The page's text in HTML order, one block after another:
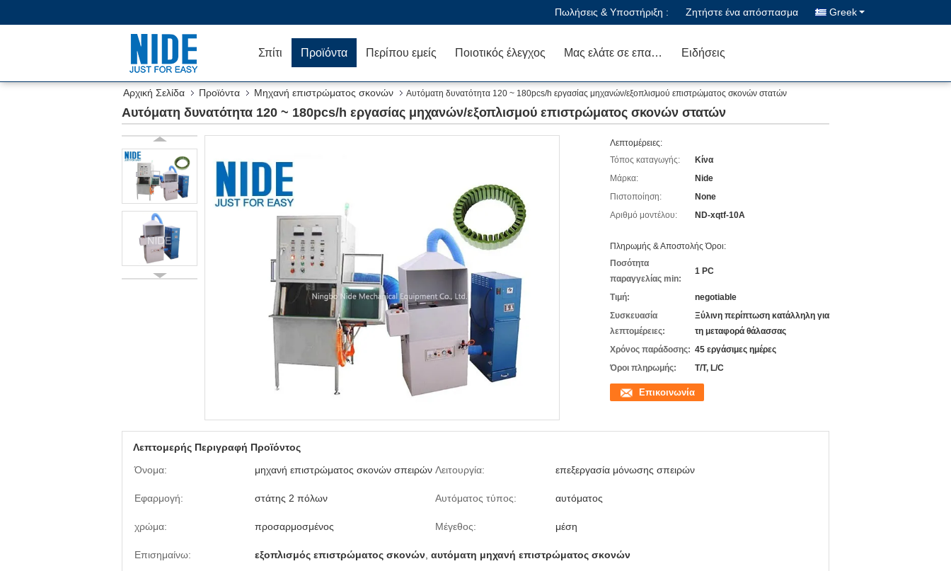
Πωλήσεις & Υποστήριξη : Ζητήστε ένα απόσπασμα Greek
Σπίτι Προϊόντα Περίπου εμείς Ποιοτικός έλεγχος Μας ελάτε σε επαφή με Ειδήσεις
Αρχική Σελίδα Προϊόντα Μηχανή επιστρώματος σκονών Αυτόματη δυνατότητα 120 ~ 180pcs/h εργασίας μηχανών/εξοπλισμού επιστρώματος σκονών στατών
Αυτόματη δυνατότητα 120 ~ 180pcs/h εργασίας μηχανών/εξοπλισμού επιστρώματος σκονών στατών
Λεπτομέρειες:
Τόπος καταγωγής:
Κίνα
Μάρκα:
Nide
Πιστοποίηση:
None
Αριθμό μοντέλου:
ND-xqtf-10A
Πληρωμής & Αποστολής Όροι:
Ποσότητα
παραγγελίας min:
1 PC
Τιμή:
negotiable
Συσκευασία
λεπτομέρειες:
Ξύλινη περίπτωση κατάλληλη για
τη μεταφορά θάλασσας
Χρόνος παράδοσης: 45 εργάσιμες ημέρες
Όροι πληρωμής:
T/T, L/C
Επικοινωνία
Λεπτομερής Περιγραφή Προϊόντος
Όνομα:
μηχανή επιστρώματος σκονών σπειρών Λειτουργία: επεξεργασία μόνωσης σπειρών
Εφαρμογή: στάτης 2 πόλων Αυτόματος τύπος: αυτόματος
χρώμα: προσαρμοσμένος Μέγεθος: μέση
Επισημαίνω: εξοπλισμός επιστρώματος σκονών αυτόματη μηχανή επιστρώματος σκονών